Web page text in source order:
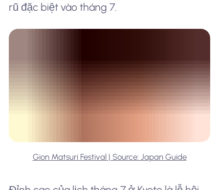
rũ đặc biệt vào tháng 7.
Gion Matsuri Festival | Source: Japan Guide